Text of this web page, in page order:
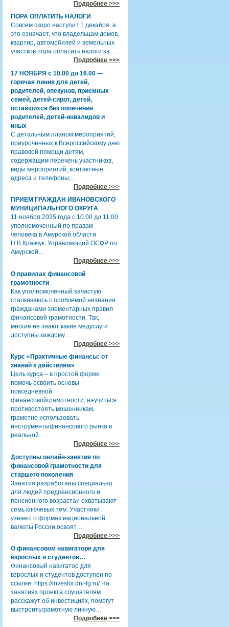
Подробнее >>>
ПОРА ОПЛАТИТЬ НАЛОГИ
Совсем скоро наступит 1 декабря, а
это означает, что владельцам домов,
квартир, автомобилей и земельных
участков пора оплатить налоги за…
Подробнее >>>
17 НОЯБРЯ с 10.00 до 16.00 —
горячая линия для детей,
родителей, опекунов, приемных
семей, детей-сирот, детей,
оставшихся без попечения
родителей, детей-инвалидов и
иных
С детальным планом мероприятий,
приуроченных к Всероссийскому дню
правовой помощи детям,
содержащим перечень участников,
виды мероприятий, контактные
адреса и телефоны,…
Подробнее >>>
ПРИЕМ ГРАЖДАН ИВАНОВСКОГО
МУНИЦИПАЛЬНОГО ОКРУГА
11 ноября 2025 года с 10.00 до 11.00
уполномоченный по правам
человека в Амурской области
Н.В.Кравчук, Управляющий ОСФР по
Амурской…
Подробнее >>>
О правилах финансовой
грамотности
Как уполномоченный зачастую
сталкиваюсь с проблемой незнания
гражданами элементарных правил
финансовой грамотности. Так,
многие не знают какие медуслуги
доступны каждому…
Подробнее >>>
Курс «Практичные финансы: от
знаний к действиям»
Цель курса – в простой форме
помочь освоить основы
повседневной
финансовойграмотности, научиться
противостоять мошенникам,
грамотно использовать
инструментыфинансового рынка в
реальной…
Подробнее >>>
Доступны онлайн-занятия по
финансовой грамотности для
старшего поколения
Занятия разработаны специально
для людей предпенсионного и
пенсионного возрастаи охватывают
семь ключевых тем. Участники
узнают о формах национальной
валюты России,освоят…
Подробнее >>>
О финансовом навигаторе для
взрослых и студентов…
Финансовый навигатор для
взрослых и студентов доступен по
ссылке: https://investor.dni-fg.ru/ На
занятиях проекта слушателям
расскажут об инвестициях, помогут
выстроитьграмотную личную…
Подробнее >>>